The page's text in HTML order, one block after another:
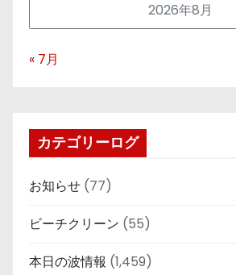
2026年8月
« 7月
カテゴリーログ
お知らせ (77)
ビーチクリーン (55)
本日の波情報 (1,459)